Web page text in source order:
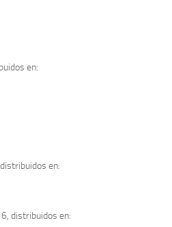
en:
en:
distribuidos en: